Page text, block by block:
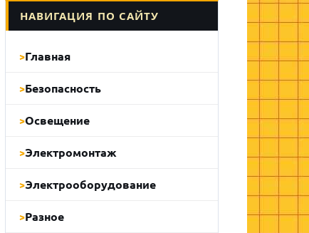
НАВИГАЦИЯ ПО САЙТУ
Главная
Безопасность
Освещение
Электромонтаж
Электрооборудование
Разное